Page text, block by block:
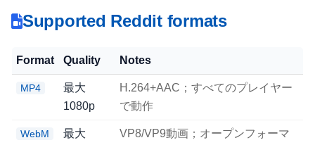
Supported Reddit formats
Format Quality Notes
MP4
最大
1080p
H.264+AAC；すべてのプレイヤー
で動作
WebM
最大
VP8/VP9動画；オープンフォーマ